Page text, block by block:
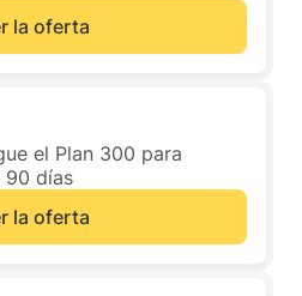
la oferta
el Plan 300 para
90 días
la oferta